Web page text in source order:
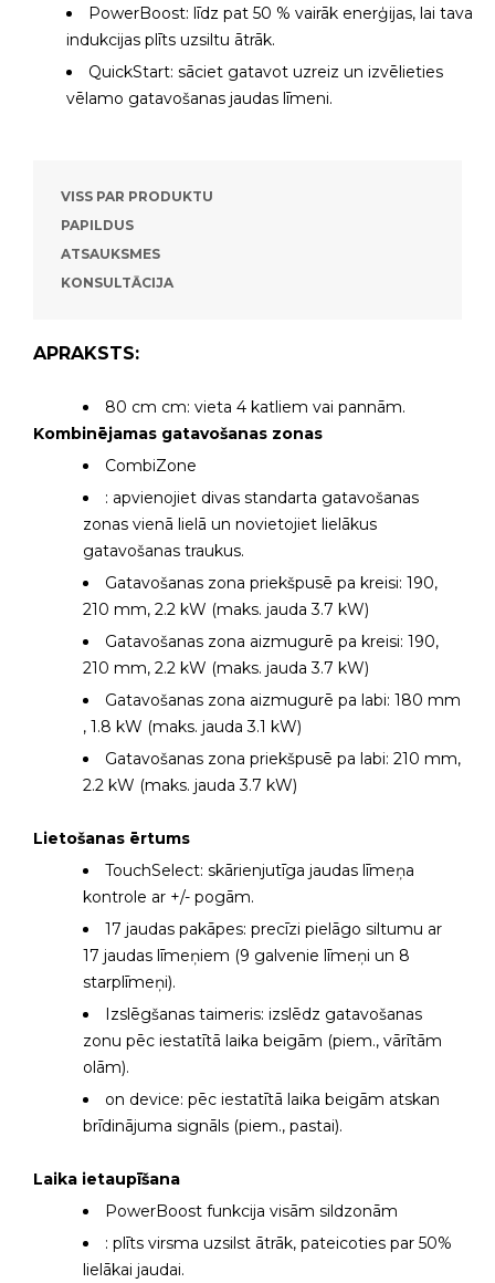
PowerBoost: līdz pat 50 % vairāk enerģijas, lai tava
indukcijas plīts uzsiltu ātrāk.
QuickStart: sāciet gatavot uzreiz un izvēlieties
vēlamo gatavošanas jaudas līmeni.
VISS PAR PRODUKTU
PAPILDUS
ATSAUKSMES
KONSULTĀCIJA
APRAKSTS:
80 cm cm: vieta 4 katliem vai pannām.
Kombinējamas gatavošanas zonas
CombiZone
: apvienojiet divas standarta gatavošanas
zonas vienā lielā un novietojiet lielākus
gatavošanas traukus.
Gatavošanas zona priekšpusē pa kreisi: 190,
210 mm, 2.2 kW (maks. jauda 3.7 kW)
Gatavošanas zona aizmugurē pa kreisi: 190,
210 mm, 2.2 kW (maks. jauda 3.7 kW)
Gatavošanas zona aizmugurē pa labi: 180 mm
, 1.8 kW (maks. jauda 3.1 kW)
Gatavošanas zona priekšpusē pa labi: 210 mm,
2.2 kW (maks. jauda 3.7 kW)
Lietošanas ērtums
TouchSelect: skārienjutīga jaudas līmeņa
kontrole ar +/- pogām.
17 jaudas pakāpes: precīzi pielāgo siltumu ar
17 jaudas līmeņiem (9 galvenie līmeņi un 8
starplīmeņi).
Izslēgšanas taimeris: izslēdz gatavošanas
zonu pēc iestatītā laika beigām (piem., vārītām
olām).
on device: pēc iestatītā laika beigām atskan
brīdinājuma signāls (piem., pastai).
Laika ietaupīšana
PowerBoost funkcija visām sildzonām
: plīts virsma uzsilst ātrāk, pateicoties par 50%
lielākai jaudai.